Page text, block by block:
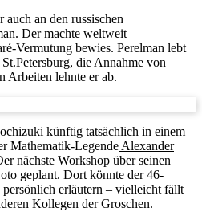
auch an den russischen
. Der machte weltweit
Vermutung bewies. Perelman lebt
die Annahme von
Arbeiten lehnte er ab.
künftig tatsächlich in einem
Mathematik-LegendeAlexander
nächste Workshop über seinen
geplant. Dort könnte der 46-
persönlich erläutern – vielleicht fällt
Kollegen der Groschen.